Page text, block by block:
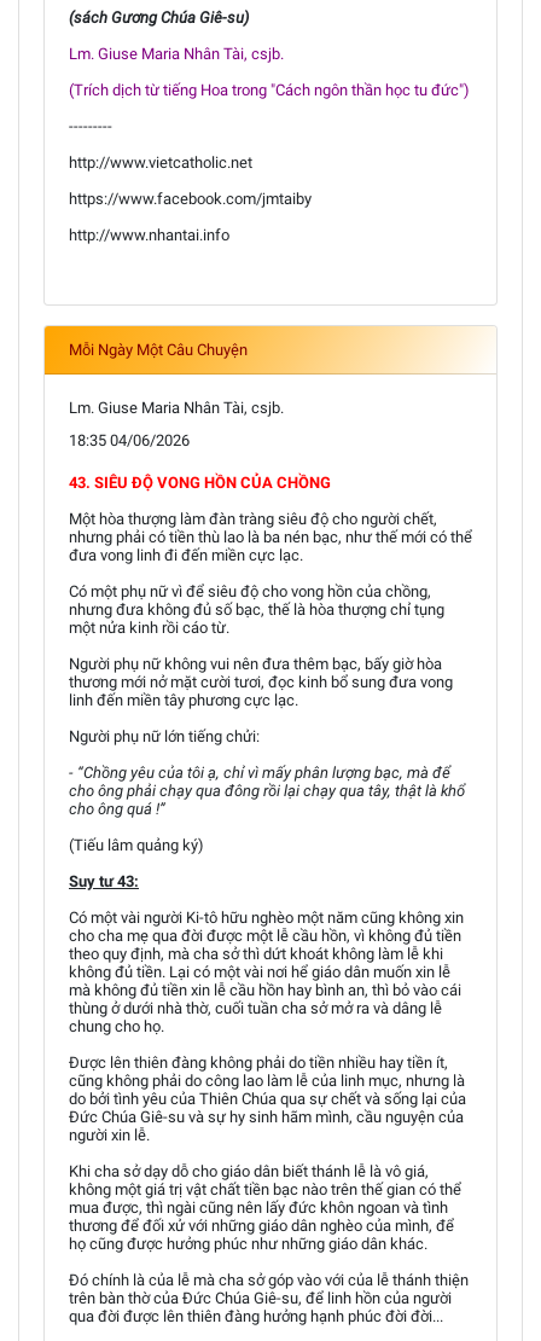
(sách Gương Chúa Giê-su)
Lm. Giuse Maria Nhân Tài, csjb.
(Trích dịch từ tiếng Hoa trong "Cách ngôn thần học tu đức")
---------
http://www.vietcatholic.net
https://www.facebook.com/jmtaiby
http://www.nhantai.info
Mỗi Ngày Một Câu Chuyện
Lm. Giuse Maria Nhân Tài, csjb.
18:35 04/06/2026
43. SIÊU ĐỘ VONG HỒN CỦA CHỒNG
Một hòa thượng làm đàn tràng siêu độ cho người chết,
nhưng phải có tiền thù lao là ba nén bạc, như thế mới có thể
đưa vong linh đi đến miền cực lạc.
Có một phụ nữ vì để siêu độ cho vong hồn của chồng,
nhưng đưa không đủ số bạc, thế là hòa thượng chỉ tụng
một nửa kinh rồi cáo từ.
Người phụ nữ không vui nên đưa thêm bạc, bấy giờ hòa
thương mới nở mặt cười tươi, đọc kinh bổ sung đưa vong
linh đến miền tây phương cực lạc.
Người phụ nữ lớn tiếng chửi:
- “Chồng yêu của tôi ạ, chỉ vì mấy phân lượng bạc, mà để
cho ông phải chạy qua đông rồi lại chạy qua tây, thật là khổ
cho ông quá !”
(Tiếu lâm quảng ký)
Suy tư 43:
Có một vài người Ki-tô hữu nghèo một năm cũng không xin
cho cha mẹ qua đời được một lễ cầu hồn, vì không đủ tiền
theo quy định, mà cha sở thì dứt khoát không làm lễ khi
không đủ tiền. Lại có một vài nơi hể giáo dân muốn xin lễ
mà không đủ tiền xin lễ cầu hồn hay bình an, thì bỏ vào cái
thùng ở dưới nhà thờ, cuối tuần cha sở mở ra và dâng lễ
chung cho họ.
Được lên thiên đàng không phải do tiền nhiều hay tiền ít,
cũng không phải do công lao làm lễ của linh mục, nhưng là
do bởi tình yêu của Thiên Chúa qua sự chết và sống lại của
Đức Chúa Giê-su và sự hy sinh hãm mình, cầu nguyện của
người xin lễ.
Khi cha sở dạy dỗ cho giáo dân biết thánh lễ là vô giá,
không một giá trị vật chất tiền bạc nào trên thế gian có thể
mua được, thì ngài cũng nên lấy đức khôn ngoan và tình
thương để đối xử với những giáo dân nghèo của mình, để
họ cũng được hưởng phúc như những giáo dân khác.
Đó chính là của lễ mà cha sở góp vào với của lễ thánh thiện
trên bàn thờ của Đức Chúa Giê-su, để linh hồn của người
qua đời được lên thiên đàng hưởng hạnh phúc đời đời...